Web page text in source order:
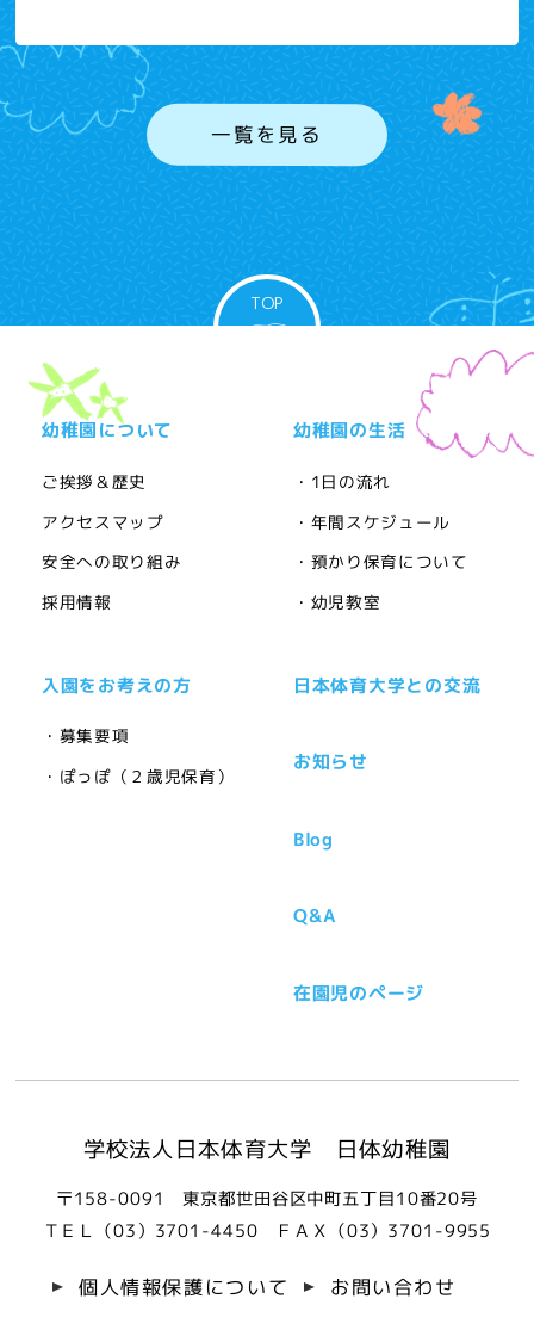
一覧を見る
TOP
幼稚園について
ご挨拶＆歴史
アクセスマップ
安全への取り組み
採用情報
幼稚園の生活
・1日の流れ
・年間スケジュール
・預かり保育について
・幼児教室
入園をお考えの方
・募集要項
・ぽっぽ（２歳児保育）
日本体育大学との交流
お知らせ
Blog
Q&A
在園児のページ
学校法人日本体育大学 日体幼稚園
〒158-0091 東京都世田谷区中町五丁目10番20号
ＴＥＬ（03）3701-4450 ＦＡＸ（03）3701-9955
個人情報保護について お問い合わせ